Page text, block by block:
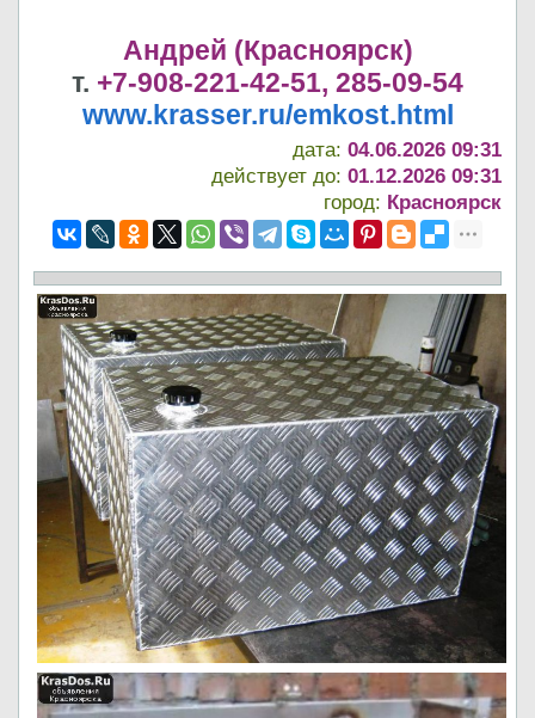
Андрей (Красноярск)
т. +7-908-221-42-51, 285-09-54
www.krasser.ru/emkost.html
дата:04.06.2026 09:31
действует до:01.12.2026 09:31
город: Красноярск